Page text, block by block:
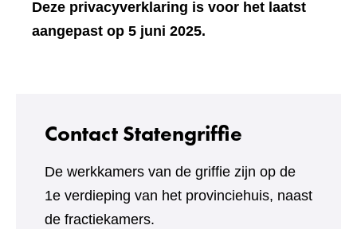
andere
Deze privacyverklaring is voor het laatst
aangepast op 5 juni 2025.
Contact Statengriffie
De werkkamers van de griffie zijn op de
1e verdieping van het provinciehuis, naast
de fractiekamers.